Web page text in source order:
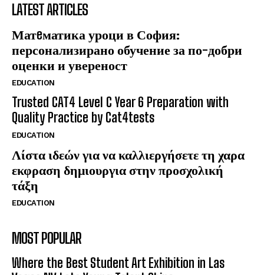
LATEST ARTICLES
Матeматика уроци в София:
персонализирано обучение за по-добри
оценки и увереност
EDUCATION
Trusted CAT4 Level C Year 6 Preparation with
Quality Practice by Cat4tests
EDUCATION
Λίστα ιδεών για να καλλιεργήσετε τη χαρα
εκφραση δημιουργια στην προσχολική
τάξη
EDUCATION
MOST POPULAR
Where the Best Student Art Exhibition in Las